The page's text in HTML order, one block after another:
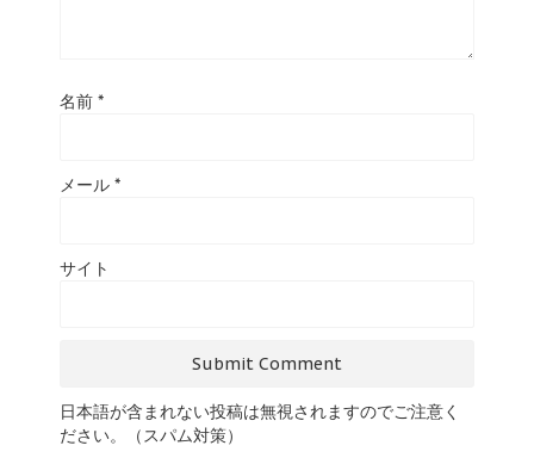
名前 *
メール *
サイト
日本語が含まれない投稿は無視されますのでご注意く
ださい。（スパム対策）